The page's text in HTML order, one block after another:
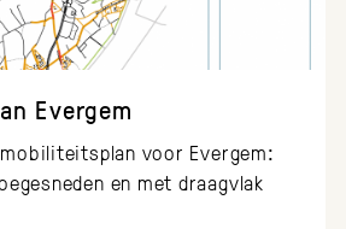
Evergem
voor Evergem:
en met draagvlak